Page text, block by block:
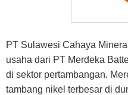
PT Sulawesi Cahaya
usaha dari PT Merdeka
di sektor pertambangan.
tambang nikel terbesar di